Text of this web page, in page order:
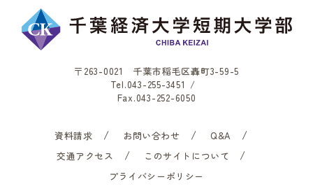
〒263-0021 千葉市稲毛区轟町3-59-5
Tel.043-255-3451 /
Fax.043-252-6050
資料請求 お問い合わせ
Q&A
交通アクセス
このサイトについて
プライバシーポリシー